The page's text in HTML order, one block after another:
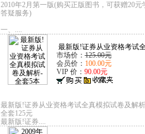
2010年2月第一版(购买正版图书，可获赠20
答疑服务)
一、....
最新版!证券从业资格考试
市场价：125.00元
会员价： 100.00元
VIP 价： 90.00元
最新版!证券从业资格考试全真模拟试卷及解
全套125元
最新版!证券....